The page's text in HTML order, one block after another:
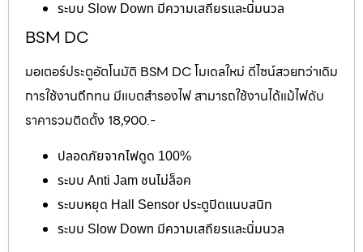
ระบบ Slow Down มีความเสถียรและนิ่มนวล
BSM DC
มอเตอร์ประตูอัตโนมัติ BSM DC โมเดลใหม่ ดีไซน์สวยกว่าเดิม
การใช้งานถึกทน มีแบตสำรองไฟ สามารถใช้งานได้แม้ไฟดับ
ราคารวมติดตั้ง 18,900.-
ปลอดภัยจากไฟดูด 100%
ระบบ Anti Jam ชนไม่ล็อค
ระบบหยุด Hall Sensor ประตูปิดแนบสนิท
ระบบ Slow Down มีความเสถียรและนิ่มนวล